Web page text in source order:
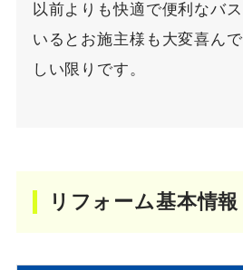
以前よりも快適で便利なバ
いるとお施主様も大変喜ん
しい限りです。
リフォーム基本情報